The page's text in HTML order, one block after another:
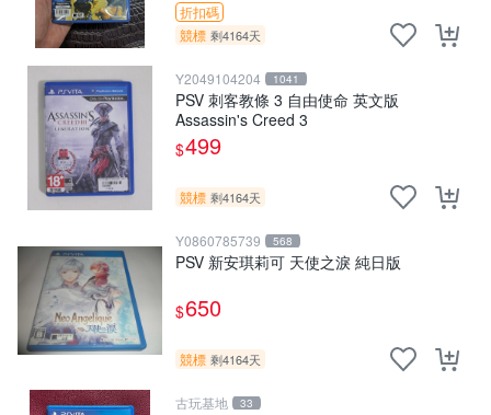
折扣碼
競標 剩4164天
Y2049104204 1041
PSV 刺客教條 3 自由使命 英文版
Assassin's Creed 3
$499
競標 剩4164天
Y0860785739 568
PSV 新安琪莉可 天使之淚 純日版
$650
競標 剩4164天
古玩基地 33